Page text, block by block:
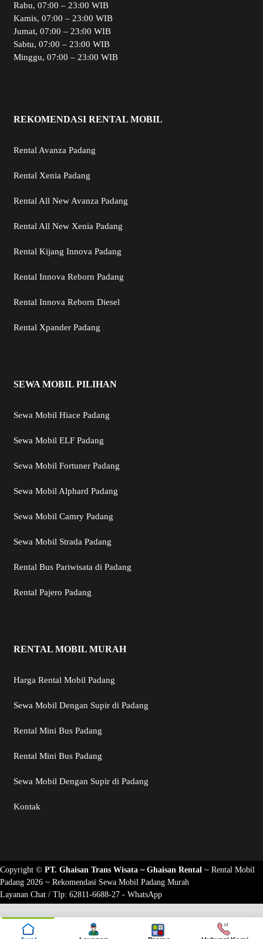
Rabu, 07:00 – 23:00 WIB
Kamis, 07:00 – 23:00 WIB
Jumat, 07:00 – 23:00 WIB
Sabtu, 07:00 – 23:00 WIB
Minggu, 07:00 – 23:00 WIB
REKOMENDASI RENTAL MOBIL
Rental Avanza Padang
Rental Xenia Padang
Rental All New Avanza Padang
Rental All New Xenia Padang
Rental Kijang Innova Padang
Rental Innova Reborn Padang
Rental Innova Reborn Diesel
Rental Xpander Padang
SEWA MOBIL PILIHAN
Sewa Mobil Hiace Padang
Sewa Mobil ELF Padang
Sewa Mobil Fortuner Padang
Sewa Mobil Alphard Padang
Sewa Mobil Camry Padang
Sewa Mobil Strada Padang
Rental Bus Pariwisata di Padang
Rental Pajero Padang
RENTAL MOBIL MURAH
Harga Rental Mobil Padang
Sewa Mobil Dengan Supir di Padang
Rental Mini Bus Padang
Rental Mini Bus Padang
Sewa Mobil Dengan Supir di Padang
Kontak
Copyright © PT. Ghaisan Trans Wisata ~ Ghaisan Rental ~ Rental Mobil
Padang 2026 ~ Rekomendasi Sewa Mobil Padang Murah
Layanan Chat / Tlp: 62811-6688-27 - WhatsApp